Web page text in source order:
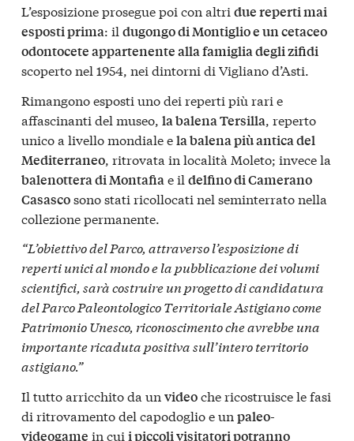
L’esposizione prosegue poi con altri due reperti mai
esposti prima: il dugongo di Montiglio e un cetaceo
odontocete appartenente alla famiglia degli zifidi
scoperto nel 1954, nei dintorni di Vigliano d’Asti.
Rimangono esposti uno dei reperti più rari e
affascinanti del museo, la balena Tersilla , reperto
unico a livello mondiale ela balena più antica del
Mediterraneo , ritrovata in località Moleto; invece la
balenottera di Montafia e il delfino di Camerano
Casascosono stati ricollocati nel seminterrato nella
collezione permanente.
“L’obiettivo del Parco, attraverso l’esposizione di
reperti unici al mondo e la pubblicazione dei volumi
scientifici, sarà costruire un progetto di candidatura
del Parco Paleontologico Territoriale Astigiano come
Patrimonio Unesco, riconoscimento che avrebbe una
importante ricaduta positiva sull’intero territorio
astigiano.”
Il tutto arricchito da un videoche ricostruisce le fasi
di ritrovamento del capodoglio e un paleo-
videogame in cui i piccoli visitatori potranno